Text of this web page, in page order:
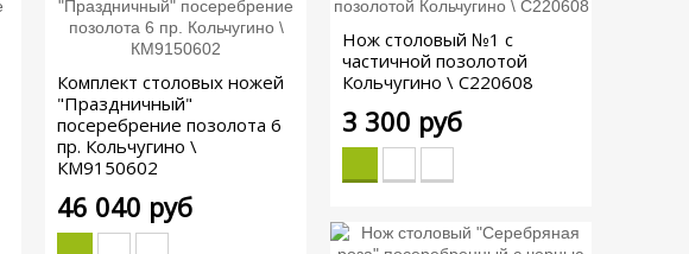
Комплект столовых ножей
"Праздничный"
посеребрение позолота 6
пр. Кольчугино \
КМ9150602
46 040 руб
Нож столовый №1 с
частичной позолотой
Кольчугино \ С220608
3 300 руб